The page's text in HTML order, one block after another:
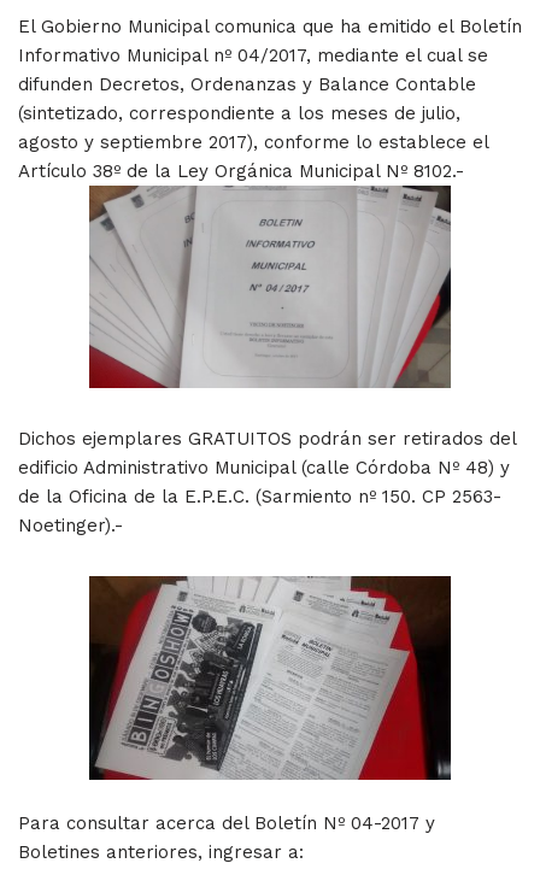
El Gobierno Municipal comunica que ha emitido el Boletín
Informativo Municipal nº 04/2017, mediante el cual se
difunden Decretos, Ordenanzas y Balance Contable
(sintetizado, correspondiente a los meses de julio,
agosto y septiembre 2017), conforme lo establece el
Artículo 38º de la Ley Orgánica Municipal Nº 8102.-
Dichos ejemplares GRATUITOS podrán ser retirados del
edificio Administrativo Municipal (calle Córdoba Nº 48) y
de la Oficina de la E.P.E.C. (Sarmiento nº 150. CP 2563-
Noetinger).-
Para consultar acerca del Boletín Nº 04-2017 y
Boletines anteriores, ingresar a: